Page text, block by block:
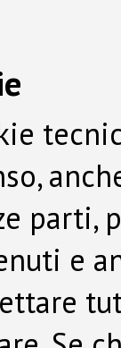
parti,
e